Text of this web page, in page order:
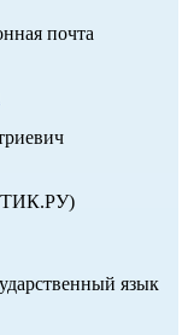
почта
язык